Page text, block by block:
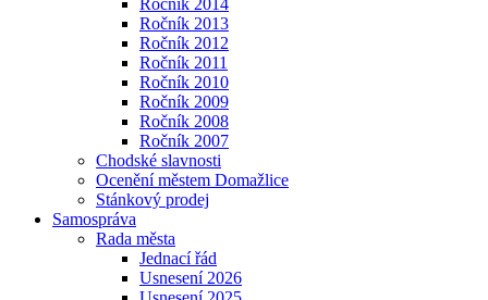
Ročník 2014
Ročník 2013
Ročník 2012
Ročník 2011
Ročník 2010
Ročník 2009
Ročník 2008
Ročník 2007
Chodské slavnosti
Ocenění městem Domažlice
Stánkový prodej
Samospráva
Rada města
Jednací řád
Usnesení 2026